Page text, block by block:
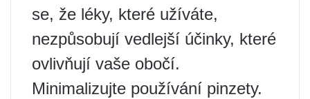
se, že léky, které užíváte,
nezpůsobují vedlejší účinky, které
ovlivňují vaše obočí.
Minimalizujte používání pinzety.